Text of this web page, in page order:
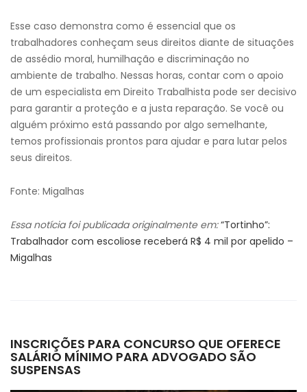
Esse caso demonstra como é essencial que os
trabalhadores conheçam seus direitos diante de situações
de assédio moral, humilhação e discriminação no
ambiente de trabalho. Nessas horas, contar com o apoio
de um especialista em Direito Trabalhista pode ser decisivo
para garantir a proteção e a justa reparação. Se você ou
alguém próximo está passando por algo semelhante,
temos profissionais prontos para ajudar e para lutar pelos
seus direitos.
Fonte: Migalhas
Essa notícia foi publicada originalmente em: “Tortinho”:
Trabalhador com escoliose receberá R$ 4 mil por apelido –
Migalhas
INSCRIÇÕES PARA CONCURSO QUE OFERECE
SALÁRIO MÍNIMO PARA ADVOGADO SÃO
SUSPENSAS